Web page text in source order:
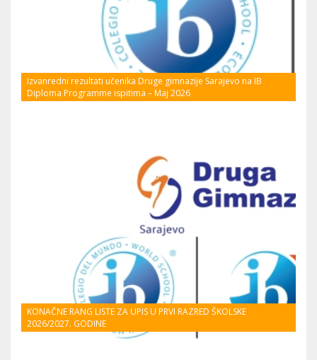
Izvanredni rezultati učenika Druge gimnazije Sarajevo na IB
Diploma Programme ispitima – Maj 2026
KONAČNE RANG LISTE ZA UPIS U PRVI RAZRED ŠKOLSKE
2026/2027. GODINE